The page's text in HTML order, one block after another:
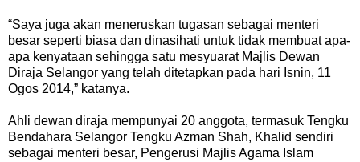
“Saya juga akan meneruskan tugasan sebagai menteri
besar seperti biasa dan dinasihati untuk tidak membuat apa-
apa kenyataan sehingga satu mesyuarat Majlis Dewan
Diraja Selangor yang telah ditetapkan pada hari Isnin, 11
Ogos 2014,” katanya.
Ahli dewan diraja mempunyai 20 anggota, termasuk Tengku
Bendahara Selangor Tengku Azman Shah, Khalid sendiri
sebagai menteri besar, Pengerusi Majlis Agama Islam